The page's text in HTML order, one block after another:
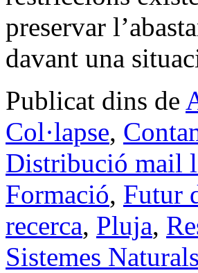
preservar
davant una
Publicat dins de
Col·lapse,
Distribució mail
Formació, Futur
recerca, Pluja,
Sistemes Naturals